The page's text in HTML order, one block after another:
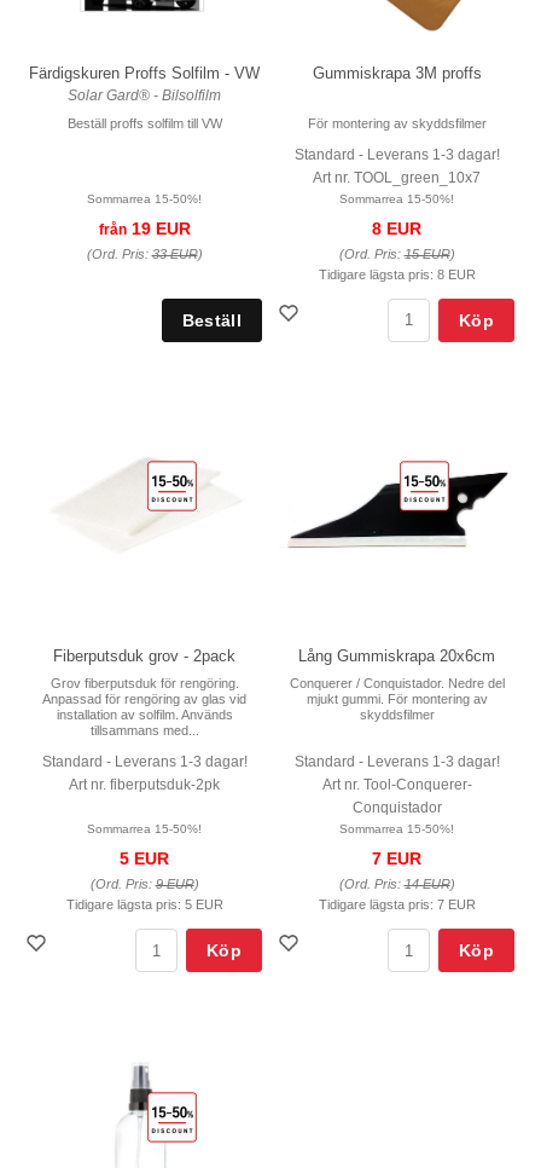
Färdigskuren Proffs Solfilm - VW
Solar Gard® - Bilsolfilm
Beställ proffs solfilm till VW
Sommarrea 15-50%!
från19 EUR
(Ord. Pris:33 EUR)
Gummiskrapa 3M proffs
För montering av skyddsfilmer
Standard - Leverans 1-3 dagar!
Art nr. TOOL_green_10x7
Sommarrea 15-50%!
8 EUR
(Ord. Pris:15 EUR)
Tidigare lägsta pris: 8 EUR
Köp
Fiberputsduk grov - 2pack
Grov fiberputsduk för rengöring.
Anpassad för rengöring av glas vid
installation av solfilm. Används
tillsammans med...
Standard - Leverans 1-3 dagar!
Art nr. fiberputsduk-2pk
Sommarrea 15-50%!
5 EUR
(Ord. Pris:9 EUR)
Tidigare lägsta pris: 5 EUR
Köp
Lång Gummiskrapa 20x6cm
Conquerer / Conquistador. Nedre del
mjukt gummi. För montering av
skyddsfilmer
Standard - Leverans 1-3 dagar!
Art nr. Tool-Conquerer-
Conquistador
Sommarrea 15-50%!
7 EUR
(Ord. Pris:14 EUR)
Tidigare lägsta pris: 7 EUR
Köp